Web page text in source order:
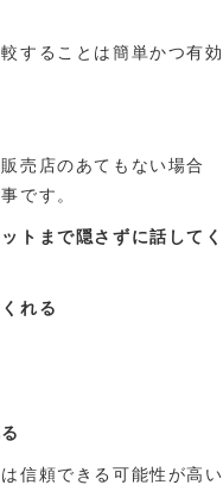
することは簡単かつ有効
売店のあてもない場合
です。
トまで隠さずに話してく
れる
信頼できる可能性が高い